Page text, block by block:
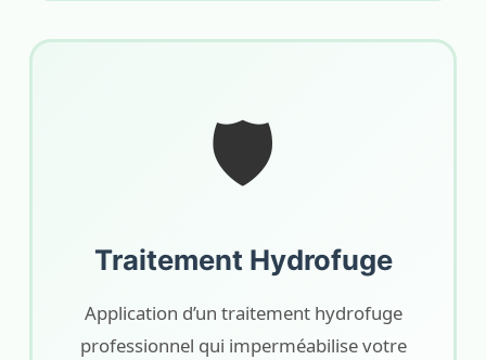
🛡️
Traitement Hydrofuge
Application d’un traitement hydrofuge
professionnel qui imperméabilise votre